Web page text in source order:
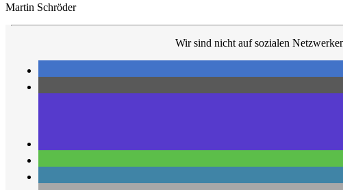
Martin Schröder
Wir sind nicht auf sozialen